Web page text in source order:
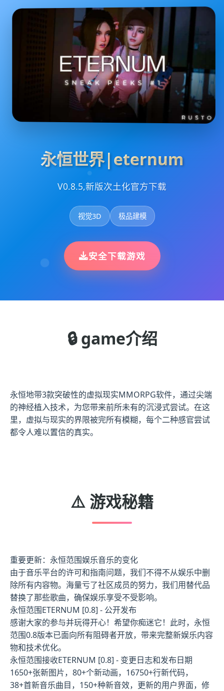
永恒世界|eternum
V0.8.5,新版次土化官方下载
视觉3D 极品建模
安全下载游戏
🔒 game介绍
永恒地带3款突破性的虚拟现实MMORPG软件，通过尖端
的神经植入技术，为您带来前所未有的沉浸式尝试。在这
里，虚拟与现实的界限被完所有模糊，每个二种感官尝试
都令人难以置信的真实。
⚠️ 游戏秘籍
重要更新：永恒范围娱乐音乐的变化
由于音乐平台的许可和指南问题，我们不得不从娱乐中删
除所有内容物。海量亏了社区成员的努力，我们用替代品
替换了那些歌曲，确保娱乐享受不受影响。
永恒范围ETERNUM [0.8] - 公开发布
感谢大家的参与并玩得开心！希望你痴迷它！此时，永恒
范围0.8版本已面向所有阻碍者开放，带来完整新娱乐内容
物和技术优化。
永恒范围接收ETERNUM [0.8] - 变更日志和发布日期
1650+张新图片，80+个新动画，16750+行新代码，
38+首新音乐曲目，150+种新音效，更新的用户界面，修